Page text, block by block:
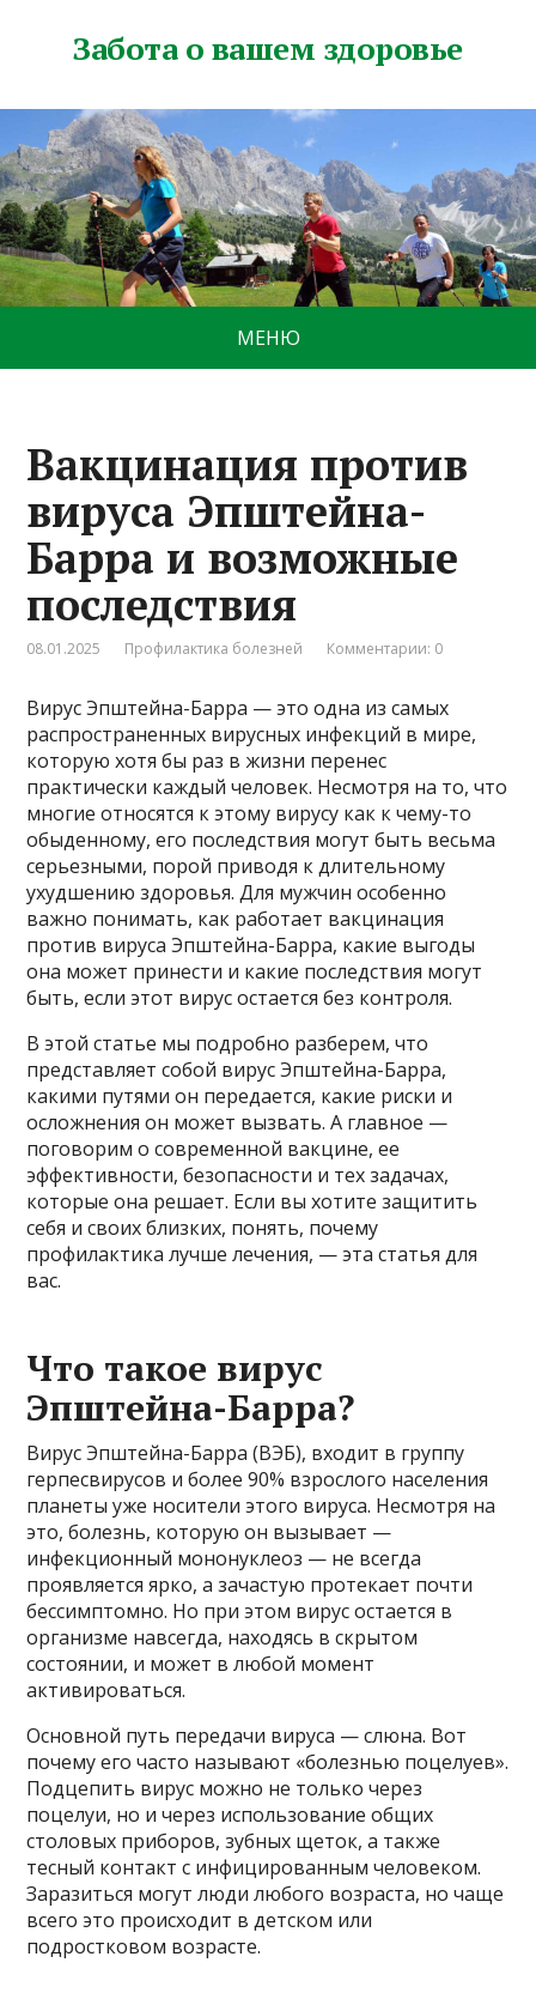
Забота о вашем здоровье
МЕНЮ
Вакцинация против
вируса Эпштейна-
Барра и возможные
последствия
08.01.2025 Профилактика болезней Комментарии: 0
Вирус Эпштейна-Барра — это одна из самых
распространенных вирусных инфекций в мире,
которую хотя бы раз в жизни перенес
практически каждый человек. Несмотря на то, что
многие относятся к этому вирусу как к чему-то
обыденному, его последствия могут быть весьма
серьезными, порой приводя к длительному
ухудшению здоровья. Для мужчин особенно
важно понимать, как работает вакцинация
против вируса Эпштейна-Барра, какие выгоды
она может принести и какие последствия могут
быть, если этот вирус остается без контроля.
В этой статье мы подробно разберем, что
представляет собой вирус Эпштейна-Барра,
какими путями он передается, какие риски и
осложнения он может вызвать. А главное —
поговорим о современной вакцине, ее
эффективности, безопасности и тех задачах,
которые она решает. Если вы хотите защитить
себя и своих близких, понять, почему
профилактика лучше лечения, — эта статья для
вас.
Что такое вирус
Эпштейна-Барра?
Вирус Эпштейна-Барра (ВЭБ), входит в группу
герпесвирусов и более 90% взрослого населения
планеты уже носители этого вируса. Несмотря на
это, болезнь, которую он вызывает —
инфекционный мононуклеоз — не всегда
проявляется ярко, а зачастую протекает почти
бессимптомно. Но при этом вирус остается в
организме навсегда, находясь в скрытом
состоянии, и может в любой момент
активироваться.
Основной путь передачи вируса — слюна. Вот
почему его часто называют «болезнью поцелуев».
Подцепить вирус можно не только через
поцелуи, но и через использование общих
столовых приборов, зубных щеток, а также
тесный контакт с инфицированным человеком.
Заразиться могут люди любого возраста, но чаще
всего это происходит в детском или
подростковом возрасте.